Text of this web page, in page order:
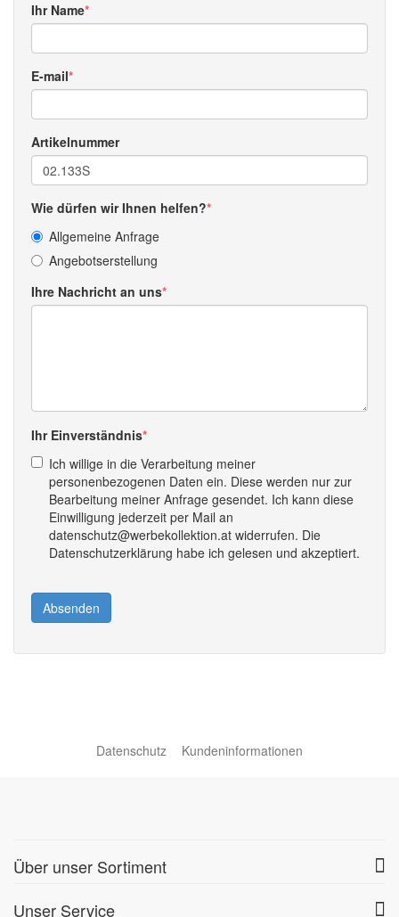
Ihr Name
E-mail
Artikelnummer
Wie dürfen wir Ihnen helfen?
Allgemeine Anfrage
Angebotserstellung
Ihre Nachricht an uns
Ihr Einverständnis
Ich willige in die Verarbeitung meiner
personenbezogenen Daten ein. Diese werden nur zur
Bearbeitung meiner Anfrage gesendet. Ich kann diese
Einwilligung jederzeit per Mail an
datenschutz@werbekollektion.at widerrufen. Die
Datenschutzerklärung habe ich gelesen und akzeptiert.
Absenden
Datenschutz Kundeninformationen
Über unser Sortiment
Unser Service